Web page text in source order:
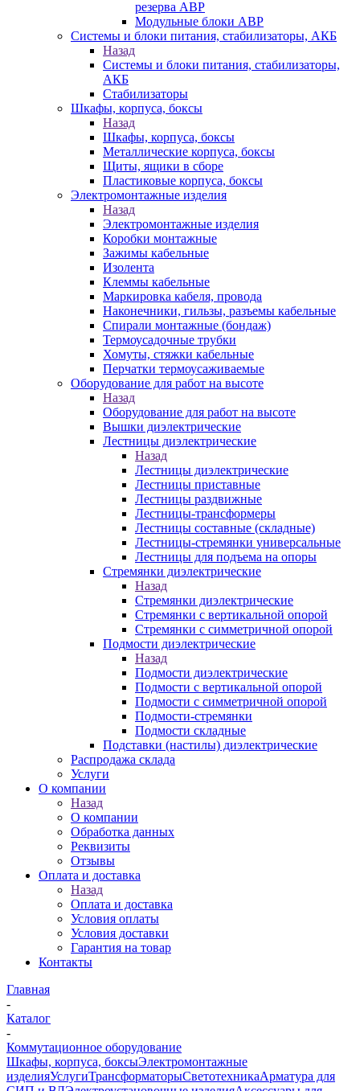
резерва АВР
Модульные блоки АВР
Системы и блоки питания, стабилизаторы, АКБ
Назад
Системы и блоки питания, стабилизаторы,
АКБ
Стабилизаторы
Шкафы, корпуса, боксы
Назад
Шкафы, корпуса, боксы
Металлические корпуса, боксы
Щиты, ящики в сборе
Пластиковые корпуса, боксы
Электромонтажные изделия
Назад
Электромонтажные изделия
Коробки монтажные
Зажимы кабельные
Изолента
Клеммы кабельные
Маркировка кабеля, провода
Наконечники, гильзы, разъемы кабельные
Спирали монтажные (бондаж)
Термоусадочные трубки
Хомуты, стяжки кабельные
Перчатки термоусаживаемые
Оборудование для работ на высоте
Назад
Оборудование для работ на высоте
Вышки диэлектрические
Лестницы диэлектрические
Назад
Лестницы диэлектрические
Лестницы приставные
Лестницы раздвижные
Лестницы-трансформеры
Лестницы составные (складные)
Лестницы-стремянки универсальные
Лестницы для подъема на опоры
Стремянки диэлектрические
Назад
Стремянки диэлектрические
Стремянки с вертикальной опорой
Стремянки с симметричной опорой
Подмости диэлектрические
Назад
Подмости диэлектрические
Подмости с вертикальной опорой
Подмости с симметричной опорой
Подмости-стремянки
Подмости складные
Подставки (настилы) диэлектрические
Распродажа склада
Услуги
О компании
Назад
О компании
Обработка данных
Реквизиты
Отзывы
Оплата и доставка
Назад
Оплата и доставка
Условия оплаты
Условия доставки
Гарантия на товар
Контакты
Главная
-
Каталог
-
Коммутационное оборудование
Шкафы, корпуса, боксыЭлектромонтажные
изделияУслугиТрансформаторыСветотехникаАрматура для